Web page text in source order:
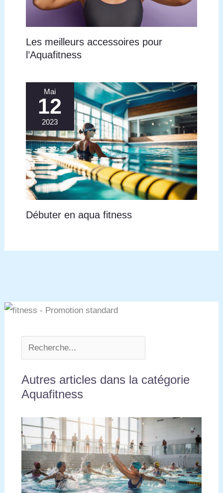
Les meilleurs accessoires pour
l’Aquafitness
Mai
12
2023
Débuter en aqua fitness
Autres articles dans la catégorie
Aquafitness